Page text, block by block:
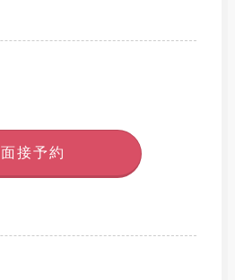
面接予約